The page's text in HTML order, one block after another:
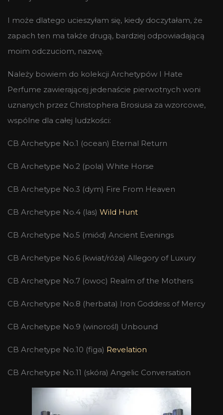
I może dlatego ucieszyłam się, kiedy doczytałam, że
zapach ten ma także drugą, bardziej odpowiadającą
moim odczuciom, nazwę.
Należy bowiem do kolekcji Archetypów I Hate
Perfume zawierającej jedenaście pierwotnych woni
uznanych przez Christophera Brosiusa za wzorcowe,
wspólne dla całej ludzkości:
CB Archetype No.1 (ocean) Eternal Return
CB Archetype No.2 (pola) White Horse
CB Archetype No.3 (dym) Fire From Heaven
CB Archetype No.4 (las) Wild Hunt
CB Archetype No.5 (miód) Ancient Evenings
CB Archetype No.6 (kwiat/róża) Allegory of Luxury
CB Archetype No.7 (owoc) Realm of the Mothers
CB Archetype No.8 (herbata) Iron Goddess of Mercy
CB Archetype No.9 (winorośl) Unbound
CB Archetype No.10 (figa) Revelation
CB Archetype No.11 (skóra) Angelic Conversation